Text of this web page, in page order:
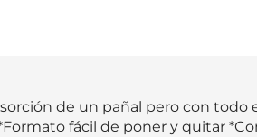
de un pañal pero con todo
fácil de poner y quitar